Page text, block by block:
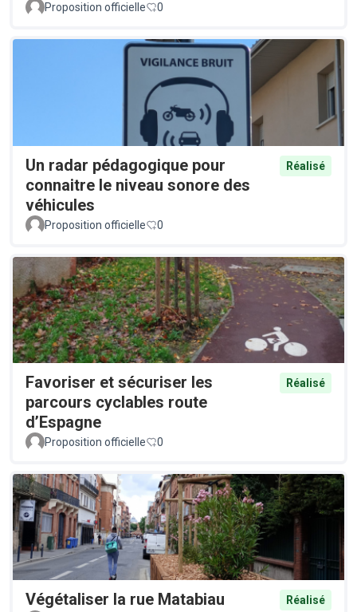
Proposition officielle 0
Un radar pédagogique pour
connaitre le niveau sonore des
véhicules
Réalisé
Proposition officielle 0
Favoriser et sécuriser les
parcours cyclables route
d’Espagne
Réalisé
Proposition officielle 0
Végétaliser la rue Matabiau
Réalisé